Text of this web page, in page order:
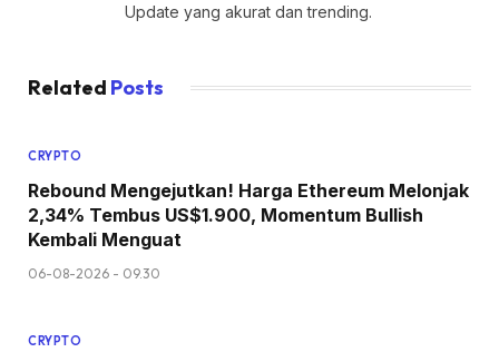
Update yang akurat dan trending.
Related Posts
CRYPTO
Rebound Mengejutkan! Harga Ethereum Melonjak
2,34% Tembus US$1.900, Momentum Bullish
Kembali Menguat
06-08-2026 - 09.30
CRYPTO